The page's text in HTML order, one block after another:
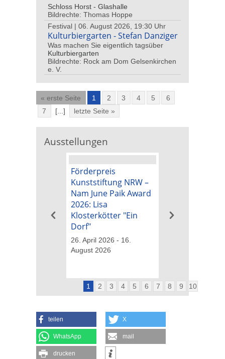
Schloss Horst - Glashalle
Bildrechte: Thomas Hoppe
Festival | 06. August 2026, 19:30 Uhr
Kulturbiergarten - Stefan Danziger
Was machen Sie eigentlich tagsüber
Kulturbiergarten
Bildrechte: Rock am Dom Gelsenkirchen
e. V.
« erste Seite 1 2 3 4 5
6
7
[...] letzte Seite »
Ausstellungen
Förderpreis
Kunststiftung NRW –
Nam June Paik Award
2026: Lisa
Klosterkötter "Ein
Dorf"
26. April 2026 - 16.
August 2026
1 2 3 4 5 6 7 8 9 10
teilen X
WhatsApp mail
drucken